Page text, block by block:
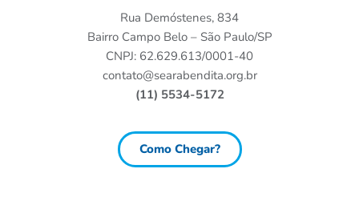
Rua Demóstenes, 834
Bairro Campo Belo – São Paulo/SP
CNPJ: 62.629.613/0001-40
contato@searabendita.org.br
(11) 5534-5172
Como Chegar?